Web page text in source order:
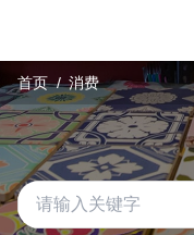
主
要
内
容
区
块
首页 消费